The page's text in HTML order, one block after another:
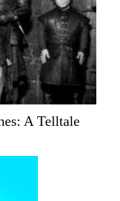
A Telltale